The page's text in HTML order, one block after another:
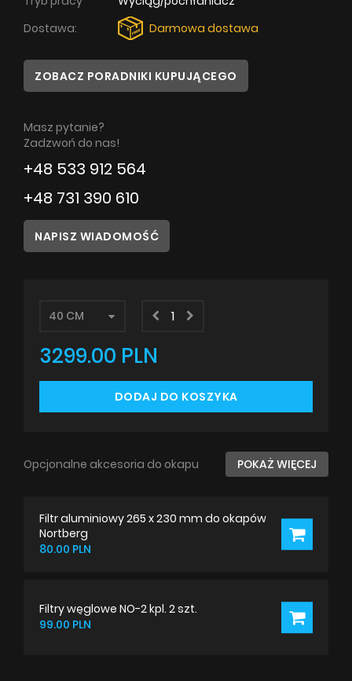
Poradnik
Serwis
Dostawa:
Darmowa dostawa
ZOBACZ PORADNIKI KUPUJĄCEGO
Masz pytanie?
Zadzwoń do nas!
+48 533 912 564
+48 731 390 610
NAPISZ WIADOMOŚĆ
3299.00 PLN
DODAJ DO KOSZYKA
Opcjonalne akcesoria do okapu POKAŻ WIĘCEJ
Filtr aluminiowy 265 x 230 mm do okapów
Nortberg
80.00 PLN
Filtry węglowe NO-2 kpl. 2 szt.
99.00 PLN